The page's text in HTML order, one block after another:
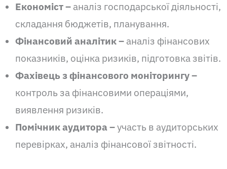
Економіст – аналіз господарської діяльності,
складання бюджетів, планування.
Фінансовий аналітик – аналіз фінансових
показників, оцінка ризиків, підготовка звітів.
Фахівець з фінансового моніторингу –
контроль за фінансовими операціями,
виявлення ризиків.
Помічник аудитора –участь в аудиторських
перевірках, аналіз фінансової звітності.